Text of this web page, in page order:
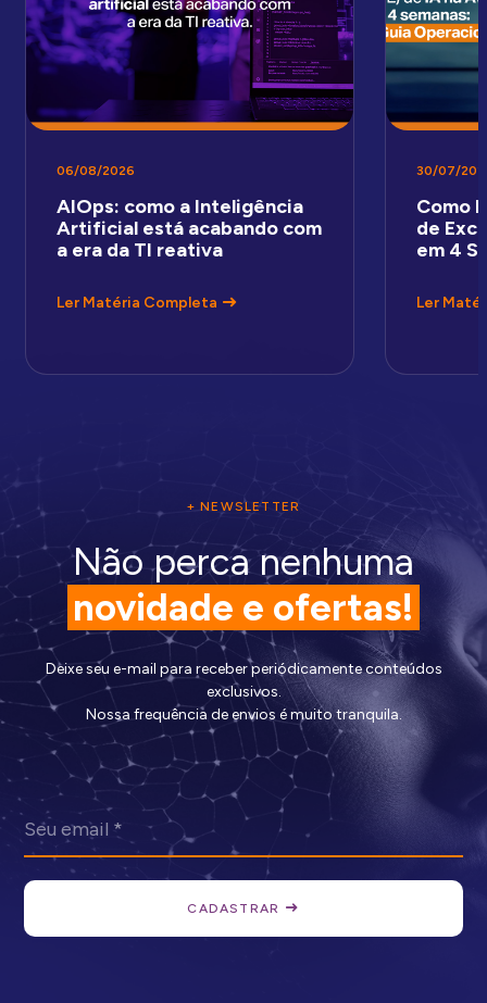
06/08/2026
AIOps: como a Inteligência
Artificial está acabando com
a era da TI reativa
Ler Matéria Completa
30/07/
Como
de
em 4
Ler
+ NEWSLETTER
Não perca nenhuma
novidade e ofertas!
Deixe seu e-mail para receber periódicamente conteúdos
exclusivos.
Nossa frequência de envios é muito tranquila.
CADASTRAR